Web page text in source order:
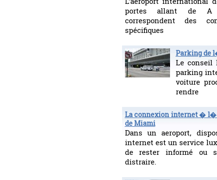
portes allant de A
correspondent des
spécifiques
Parking de
Le conseil
parking
voiture
rendre
La connexion internet �
de Miami
Dans un aeroport,
internet est un service
de rester informé ou
distraire.